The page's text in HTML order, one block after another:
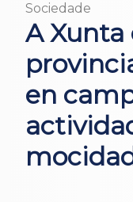
Sociedade
A Xunta
en